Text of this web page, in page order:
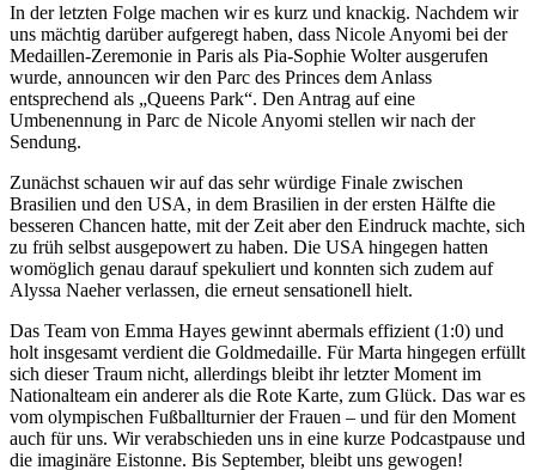
In der letzten Folge machen wir es kurz und knackig. Nachdem wir
uns mächtig darüber aufgeregt haben, dass Nicole Anyomi bei der
Medaillen-Zeremonie in Paris als Pia-Sophie Wolter ausgerufen
wurde, announcen wir den Parc des Princes dem Anlass
entsprechend als „Queens Park“. Den Antrag auf eine
Umbenennung in Parc de Nicole Anyomi stellen wir nach der
Sendung.
Zunächst schauen wir auf das sehr würdige Finale zwischen
Brasilien und den USA, in dem Brasilien in der ersten Hälfte die
besseren Chancen hatte, mit der Zeit aber den Eindruck machte, sich
zu früh selbst ausgepowert zu haben. Die USA hingegen hatten
womöglich genau darauf spekuliert und konnten sich zudem auf
Alyssa Naeher verlassen, die erneut sensationell hielt.
Das Team von Emma Hayes gewinnt abermals effizient (1:0) und
holt insgesamt verdient die Goldmedaille. Für Marta hingegen erfüllt
sich dieser Traum nicht, allerdings bleibt ihr letzter Moment im
Nationalteam ein anderer als die Rote Karte, zum Glück. Das war es
vom olympischen Fußballturnier der Frauen – und für den Moment
auch für uns. Wir verabschieden uns in eine kurze Podcastpause und
die imaginäre Eistonne. Bis September, bleibt uns gewogen!